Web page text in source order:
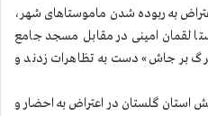
به ربوده شدن ماموستاهای شهر،
لقمان امینی در مقابل مسجد جامع
بر جاش» دست به تظاهرات زدند و
استان گلستان در اعتراض به احضار و